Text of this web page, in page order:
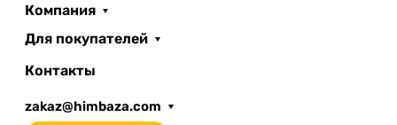
Компания
Для покупателей
Контакты
zakaz@himbaza.com